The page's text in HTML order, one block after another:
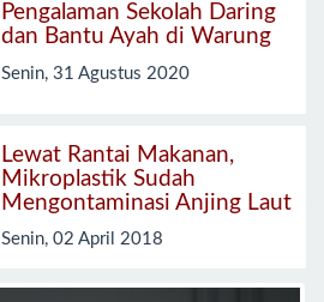
Pengalaman Sekolah Daring
dan Bantu Ayah di Warung
Senin, 31 Agustus 2020
Lewat Rantai Makanan,
Mikroplastik Sudah
Mengontaminasi Anjing Laut
Senin, 02 April 2018